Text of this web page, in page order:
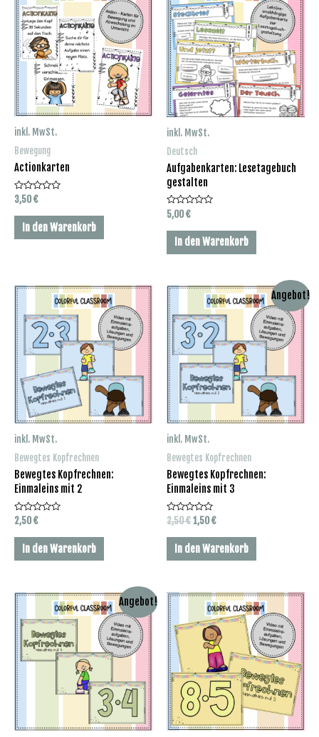
inkl. MwSt.
Bewegung
Actionkarten
Bewertet
mit
0
von
3,50€
In den Warenkorb
inkl. MwSt.
Deutsch
Aufgabenkarten: Lesetagebuch
gestalten
Bewertet
mit
0
von
5,00€
In den Warenkorb
inkl. MwSt.
Bewegtes Kopfrechnen
Bewegtes Kopfrechnen:
Einmaleins mit 2
Bewertet
mit
0
von
2,50€
In den Warenkorb
Angebot!
inkl. MwSt.
Bewegtes Kopfrechnen
Bewegtes Kopfrechnen:
Einmaleins mit 3
Bewertet
mit
0
von
2,50€Ursprünglicher
war:
2,50 €
1,50€Aktueller
ist:
1,50 €.
In den Warenkorb
Angebot!